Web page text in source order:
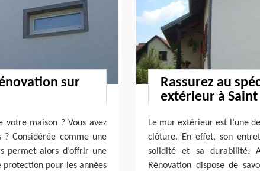
sur
votre maison ? Vous avez
Considérée comme une
permet alors d’offrir une
protection pour les années
Rassurez au
extérieur à
Le mur extérieur est l’une
clôture. En effet, son
solidité et sa durabilité.
Rénovation dispose de